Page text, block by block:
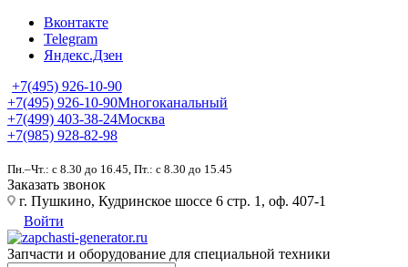
Вконтакте
Telegram
Яндекс.Дзен
+7(495) 926-10-90
+7(495) 926-10-90Многоканальный
+7(499) 403-38-24Москва
+7(985) 928-82-98
Пн.–Чт.: с 8.30 до 16.45, Пт.: с 8.30 до 15.45
Заказать звонок
г. Пушкино, Кудринское шоссе 6 стр. 1, оф. 407-1
Войти
Запчасти и оборудование для специальной техники